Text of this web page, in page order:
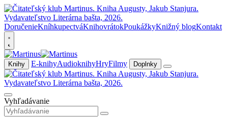
DoručenieKníhkupectváKnihovrátokPoukážkyKnižný blogKontakt
Knihy E-knihyAudioknihyHryFilmy Doplnky
Vyhľadávanie